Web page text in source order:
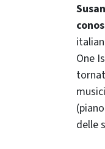
One
delle